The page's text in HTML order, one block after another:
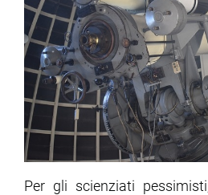
Per gli scienziati